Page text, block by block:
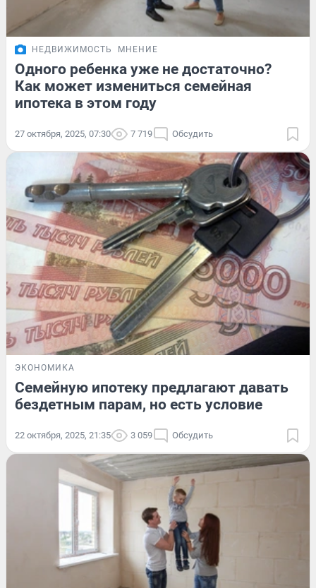
НЕДВИЖИМОСТЬ МНЕНИЕ
Одного ребенка уже не достаточно?
Как может измениться семейная
ипотека в этом году
27 октября, 2025, 07:30 7 719 Обсудить
ЭКОНОМИКА
Семейную ипотеку предлагают давать
бездетным парам, но есть условие
22 октября, 2025, 21:35 3 059 Обсудить